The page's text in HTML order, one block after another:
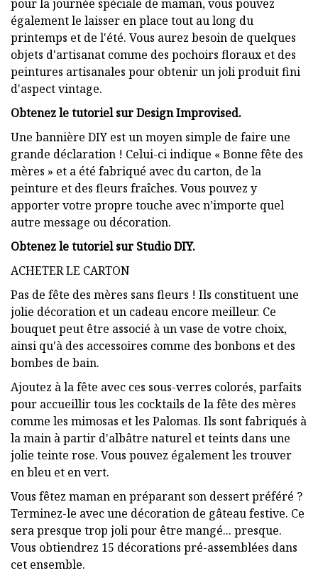
pour la journée spéciale de maman, vous pouvez
également le laisser en place tout au long du
printemps et de l'été. Vous aurez besoin de quelques
objets d'artisanat comme des pochoirs floraux et des
peintures artisanales pour obtenir un joli produit fini
d'aspect vintage.
Obtenez le tutoriel sur Design Improvised.
Une bannière DIY est un moyen simple de faire une
grande déclaration ! Celui-ci indique « Bonne fête des
mères » et a été fabriqué avec du carton, de la
peinture et des fleurs fraîches. Vous pouvez y
apporter votre propre touche avec n’importe quel
autre message ou décoration.
Obtenez le tutoriel sur Studio DIY.
ACHETER LE CARTON
Pas de fête des mères sans fleurs ! Ils constituent une
jolie décoration et un cadeau encore meilleur. Ce
bouquet peut être associé à un vase de votre choix,
ainsi qu'à des accessoires comme des bonbons et des
bombes de bain.
Ajoutez à la fête avec ces sous-verres colorés, parfaits
pour accueillir tous les cocktails de la fête des mères
comme les mimosas et les Palomas. Ils sont fabriqués à
la main à partir d'albâtre naturel et teints dans une
jolie teinte rose. Vous pouvez également les trouver
en bleu et en vert.
Vous fêtez maman en préparant son dessert préféré ?
Terminez-le avec une décoration de gâteau festive. Ce
sera presque trop joli pour être mangé... presque.
Vous obtiendrez 15 décorations pré-assemblées dans
cet ensemble.